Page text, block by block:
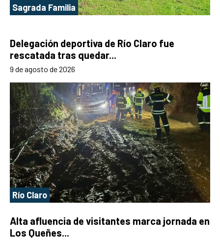
Sagrada Familia
Delegación deportiva de Río Claro fue
rescatada tras quedar...
9 de agosto de 2026
Río Claro
Alta afluencia de visitantes marca jornada en
Los Queñes...